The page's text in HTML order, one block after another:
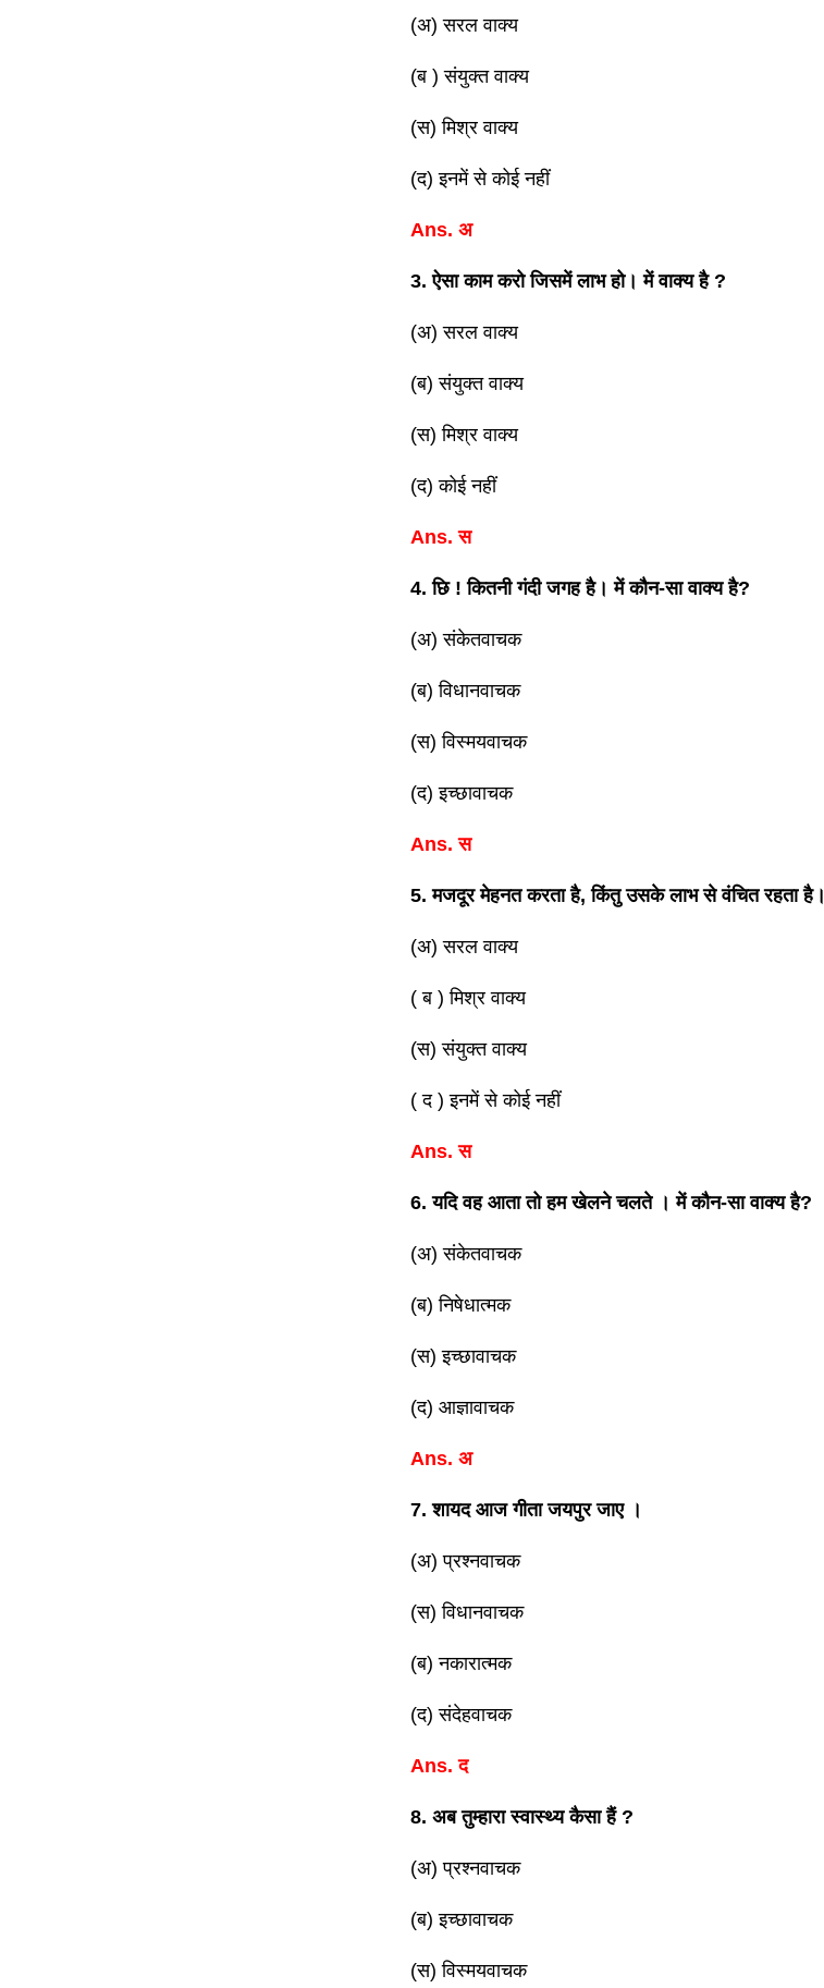
(अ) सरल वाक्य
(ब ) संयुक्त वाक्य
(स) मिश्र वाक्य
(द) इनमें से कोई नहीं
Ans. अ
3. ऐसा काम करो जिसमें लाभ हो। में वाक्य है ?
(अ) सरल वाक्य
(ब) संयुक्त वाक्य
(स) मिश्र वाक्य
(द) कोई नहीं
Ans. स
4. छि ! कितनी गंदी जगह है। में कौन-सा वाक्य है?
(अ) संकेतवाचक
(ब) विधानवाचक
(स) विस्मयवाचक
(द) इच्छावाचक
Ans. स
5. मजदूर मेहनत करता है, किंतु उसके लाभ से वंचित रहता है।
(अ) सरल वाक्य
( ब ) मिश्र वाक्य
(स) संयुक्त वाक्य
( द ) इनमें से कोई नहीं
Ans. स
6. यदि वह आता तो हम खेलने चलते । में कौन-सा वाक्य है?
(अ) संकेतवाचक
(ब) निषेधात्मक
(स) इच्छावाचक
(द) आज्ञावाचक
Ans. अ
7. शायद आज गीता जयपुर जाए ।
(अ) प्रश्नवाचक
(स) विधानवाचक
(ब) नकारात्मक
(द) संदेहवाचक
Ans. द
8. अब तुम्हारा स्वास्थ्य कैसा हैं ?
(अ) प्रश्नवाचक
(ब) इच्छावाचक
(स) विस्मयवाचक